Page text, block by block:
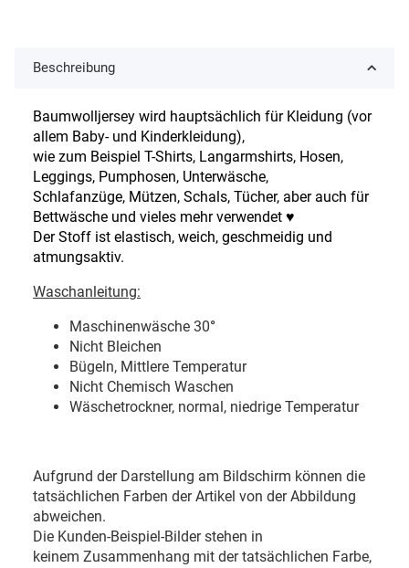
Beschreibung
Baumwolljersey wird hauptsächlich für Kleidung (vor
allem Baby- und Kinderkleidung),
wie zum Beispiel T-Shirts, Langarmshirts, Hosen,
Leggings, Pumphosen, Unterwäsche,
Schlafanzüge, Mützen, Schals, Tücher, aber auch für
Bettwäsche und vieles mehr verwendet ♥
Der Stoff ist elastisch, weich, geschmeidig und
atmungsaktiv.
Waschanleitung:
Maschinenwäsche 30°
Nicht Bleichen
Bügeln, Mittlere Temperatur
Nicht Chemisch Waschen
Wäschetrockner, normal, niedrige Temperatur
Aufgrund der Darstellung am Bildschirm können die
tatsächlichen Farben der Artikel von der Abbildung
abweichen.
Die Kunden-Beispiel-Bilder stehen in
keinem Zusammenhang mit der tatsächlichen Farbe,